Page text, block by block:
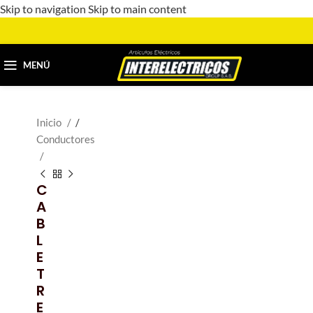
Skip to navigation Skip to main content
MENÚ
Inicio
/
Conductores
C
A
B
L
E
T
R
E